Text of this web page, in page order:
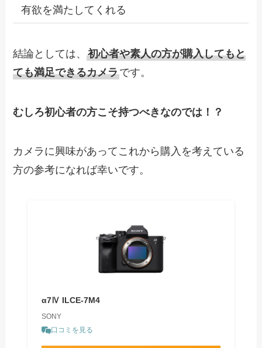
有欲を満たしてくれる
結論としては、初心者や素人の方が購入してもと
ても満足できるカメラです。
むしろ初心者の方こそ持つべきなのでは！？
カメラに興味があってこれから購入を考えている
方の参考になれば幸いです。
α7Ⅳ ILCE-7M4
SONY
口コミを見る